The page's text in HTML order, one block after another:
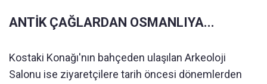
ANTİK ÇAĞLARDAN OSMANLIYA...
Kostaki Konağı'nın bahçeden ulaşılan Arkeoloji
Salonu ise ziyaretçilere tarih öncesi dönemlerden